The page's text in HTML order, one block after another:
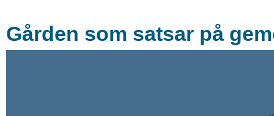
Gården som satsar på